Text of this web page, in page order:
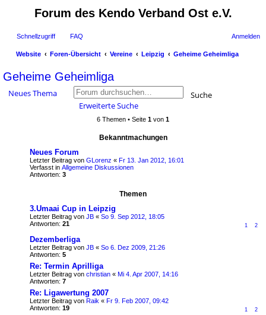
Forum des Kendo Verband Ost e.V.
Schnellzugriff FAQ Anmelden
Website Foren-Übersicht Vereine Leipzig
Geheime Geheimliga
Geheime Geheimliga
Neues Thema
Suche
Erweiterte Suche
6 Themen • Seite 1 von 1
Bekanntmachungen
Neues Forum
Letzter Beitrag von GLorenz « Fr 13. Jan 2012, 16:01
Verfasst in Allgemeine Diskussionen
Antworten: 3
Themen
3.Umaai Cup in Leipzig
Letzter Beitrag von JB « So 9. Sep 2012, 18:05
Antworten: 21 1 2
Dezemberliga
Letzter Beitrag von JB « So 6. Dez 2009, 21:26
Antworten: 5
Re: Termin Aprilliga
Letzter Beitrag von christian « Mi 4. Apr 2007, 14:16
Antworten: 7
Re: Ligawertung 2007
Letzter Beitrag von Raik « Fr 9. Feb 2007, 09:42
Antworten: 19 1 2